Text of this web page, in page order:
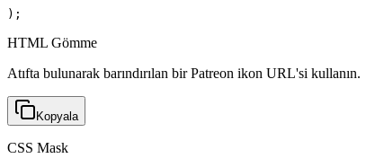
);
HTML Gömme
Atıfta bulunarak barındırılan bir Patreon ikon URL'si kullanın.
Kopyala
CSS Mask